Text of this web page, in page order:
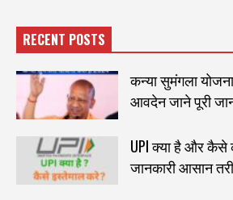
RECENT POSTS
कन्या सुमंगला
आवदेन जाने पूरी
UPI क्या है और कैसे
जानकारी आसान